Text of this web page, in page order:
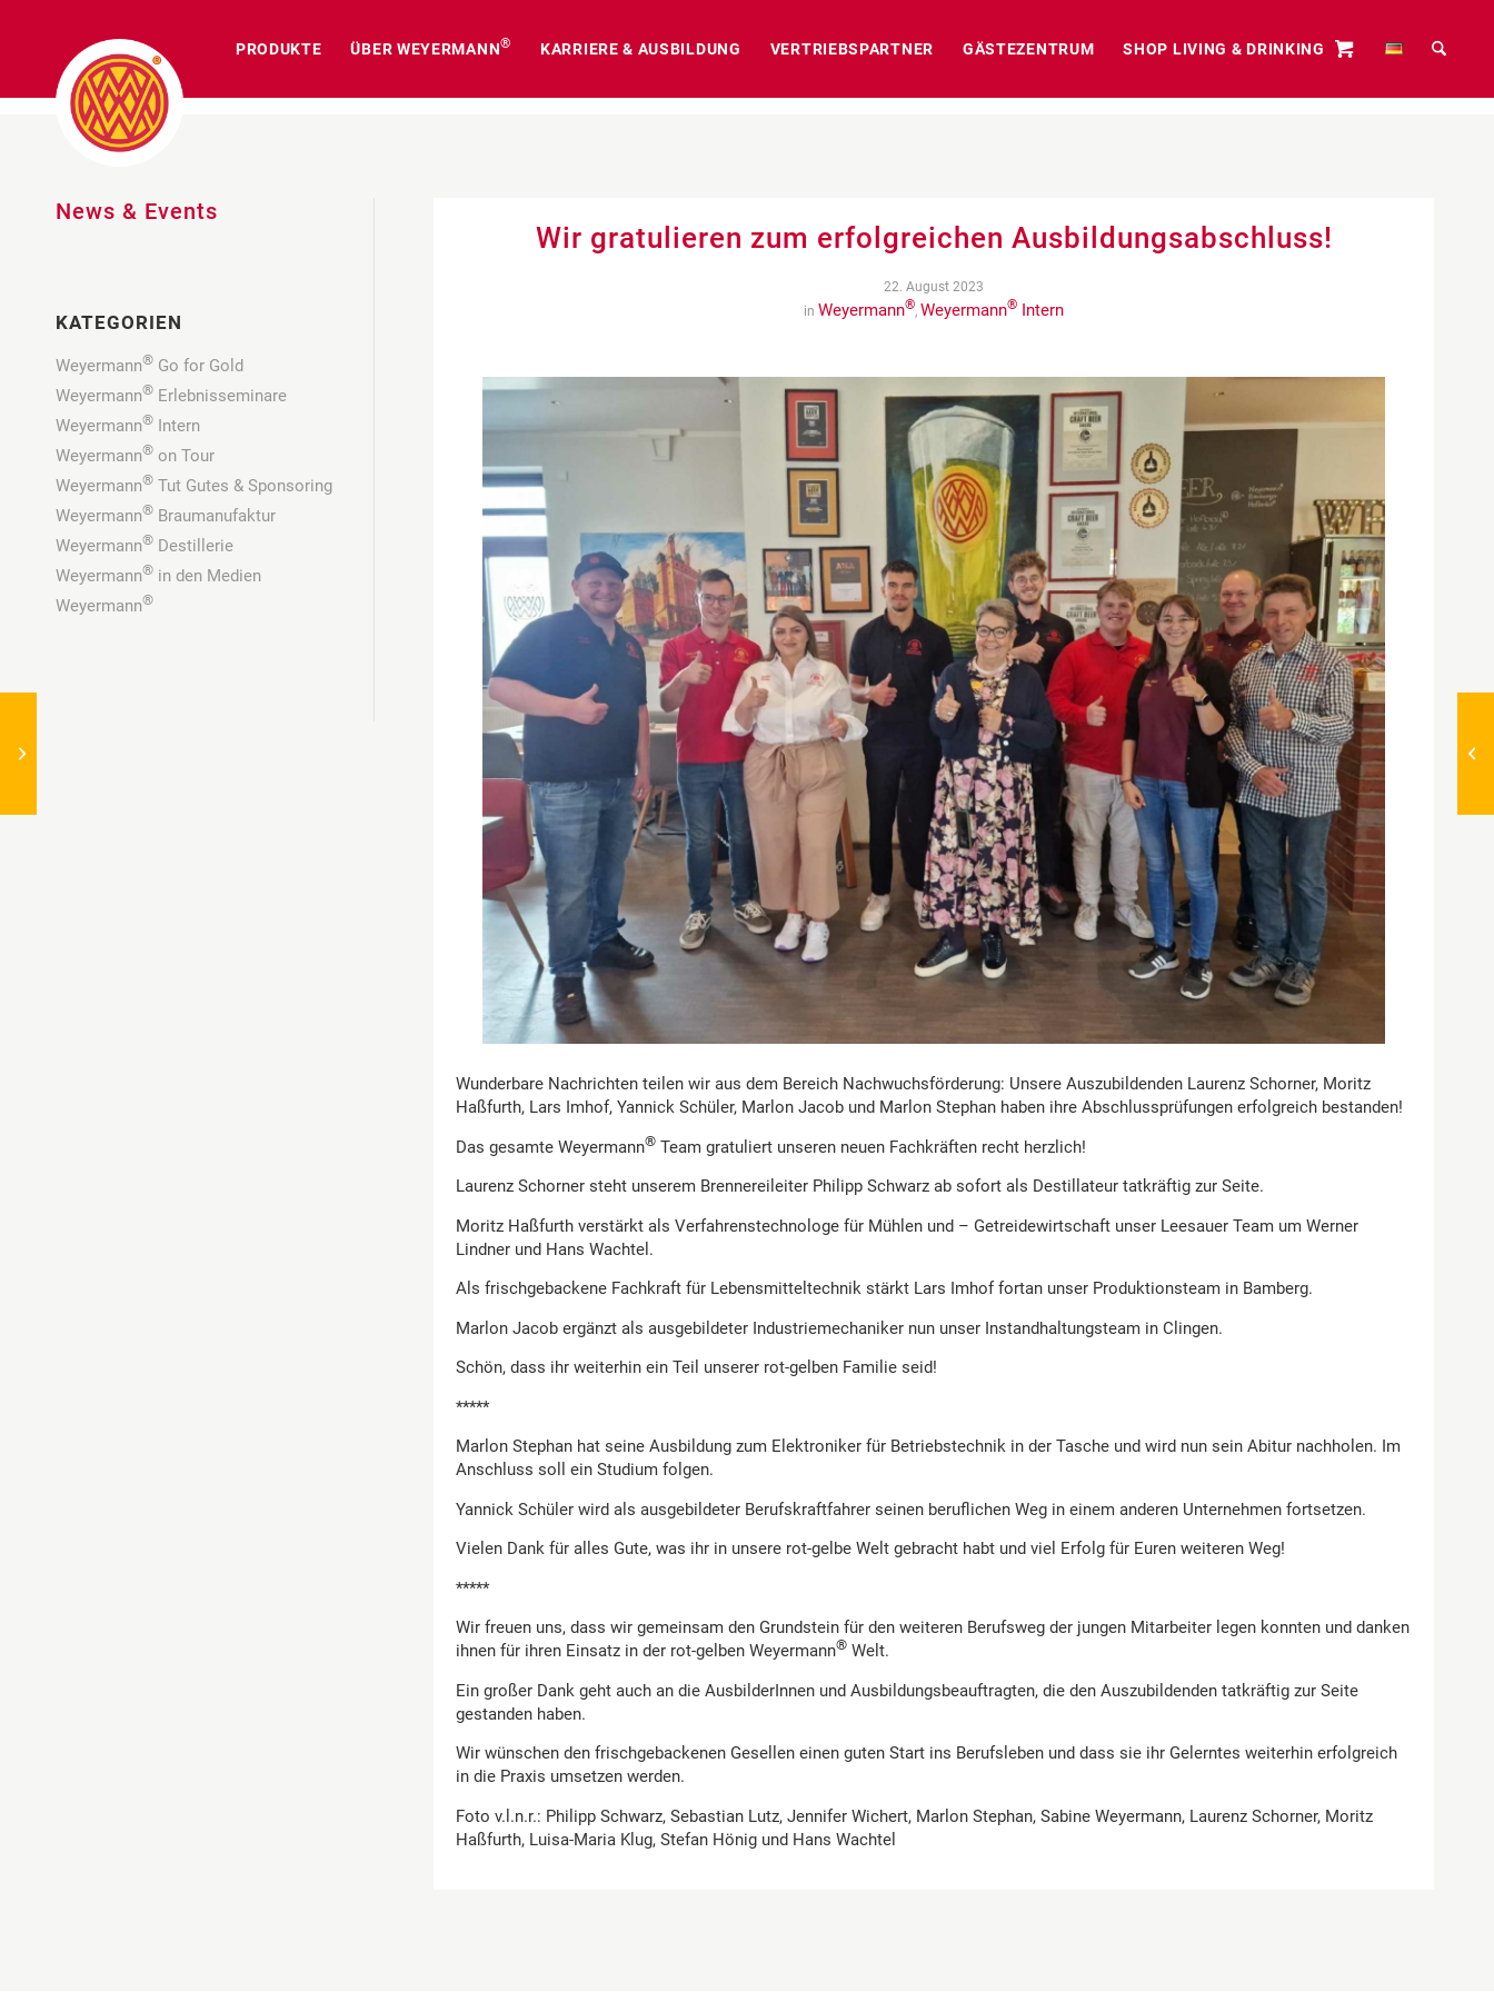
PRODUKTE ÜBER WEYERMANN® KARRIERE & AUSBILDUNG VERTRIEBSPARTNER GÄSTEZENTRUM SHOP LIVING & DRINKING
Wir gratulieren zum erfolgreichen Ausbildungsabschluss!
22. August 2023
in Weyermann®, Weyermann® Intern
Wunderbare Nachrichten teilen wir aus dem Bereich Nachwuchsförderung: Unsere Auszubildenden Laurenz Schorner, Moritz
Haßfurth, Lars Imhof, Yannick Schüler, Marlon Jacob und Marlon Stephan haben ihre Abschlussprüfungen erfolgreich bestanden!
Das gesamte Weyermann® Team gratuliert unseren neuen Fachkräften recht herzlich!
Laurenz Schorner steht unserem Brennereileiter Philipp Schwarz ab sofort als Destillateur tatkräftig zur Seite.
Moritz Haßfurth verstärkt als Verfahrenstechnologe für Mühlen und – Getreidewirtschaft unser Leesauer Team um Werner
Lindner und Hans Wachtel.
Als frischgebackene Fachkraft für Lebensmitteltechnik stärkt Lars Imhof fortan unser Produktionsteam in Bamberg.
Marlon Jacob ergänzt als ausgebildeter Industriemechaniker nun unser Instandhaltungsteam in Clingen.
Schön, dass ihr weiterhin ein Teil unserer rot-gelben Familie seid!
*****
Marlon Stephan hat seine Ausbildung zum Elektroniker für Betriebstechnik in der Tasche und wird nun sein Abitur nachholen. Im
Anschluss soll ein Studium folgen.
Yannick Schüler wird als ausgebildeter Berufskraftfahrer seinen beruflichen Weg in einem anderen Unternehmen fortsetzen.
Vielen Dank für alles Gute, was ihr in unsere rot-gelbe Welt gebracht habt und viel Erfolg für Euren weiteren Weg!
*****
Wir freuen uns, dass wir gemeinsam den Grundstein für den weiteren Berufsweg der jungen Mitarbeiter legen konnten und danken
ihnen für ihren Einsatz in der rot-gelben Weyermann® Welt.
Ein großer Dank geht auch an die AusbilderInnen und Ausbildungsbeauftragten, die den Auszubildenden tatkräftig zur Seite
gestanden haben.
Wir wünschen den frischgebackenen Gesellen einen guten Start ins Berufsleben und dass sie ihr Gelerntes weiterhin erfolgreich
in die Praxis umsetzen werden.
Foto v.l.n.r.: Philipp Schwarz, Sebastian Lutz, Jennifer Wichert, Marlon Stephan, Sabine Weyermann, Laurenz Schorner, Moritz
Haßfurth, Luisa-Maria Klug, Stefan Hönig und Hans Wachtel
News & Events
KATEGORIEN
Weyermann® Go for Gold
Weyermann® Erlebnisseminare
Weyermann® Intern
Weyermann® on Tour
Weyermann® Tut Gutes & Sponsoring
Weyermann® Braumanufaktur
Weyermann® Destillerie
Weyermann® in den Medien
Weyermann®